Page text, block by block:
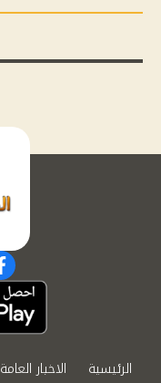
الرئيسية الاخبار العامة